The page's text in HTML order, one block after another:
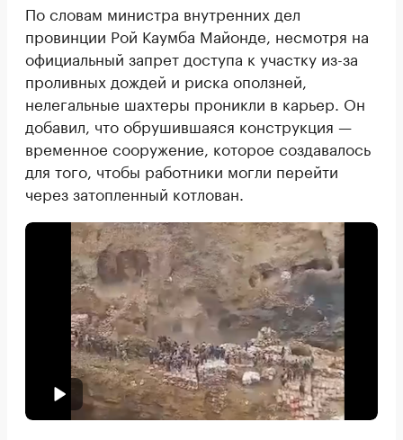
По словам министра внутренних дел
провинции Рой Каумба Майонде, несмотря на
официальный запрет доступа к участку из-за
проливных дождей и риска оползней,
нелегальные шахтеры проникли в карьер. Он
добавил, что обрушившаяся конструкция —
временное сооружение, которое создавалось
для того, чтобы работники могли перейти
через затопленный котлован.